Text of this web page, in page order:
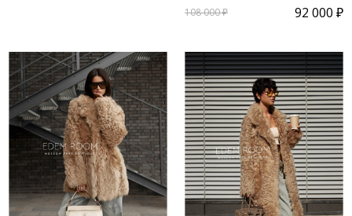
108 000 ₽
92 000 ₽